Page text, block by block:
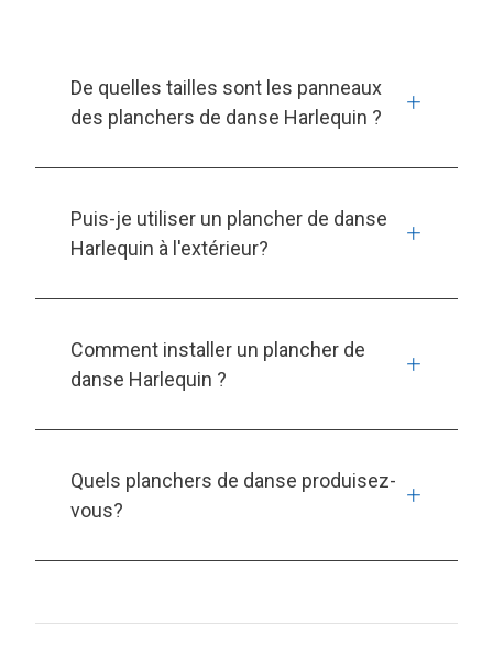
De quelles tailles sont les panneaux
des planchers de danse Harlequin ?
Puis-je utiliser un plancher de danse
Harlequin à l'extérieur?
Comment installer un plancher de
danse Harlequin ?
Quels planchers de danse produisez-
vous?